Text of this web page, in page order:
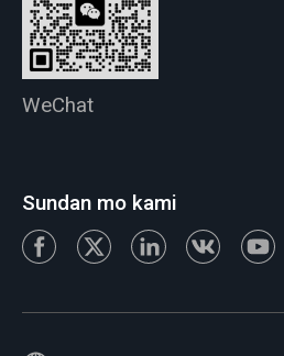
WeChat
Sundan mo kami